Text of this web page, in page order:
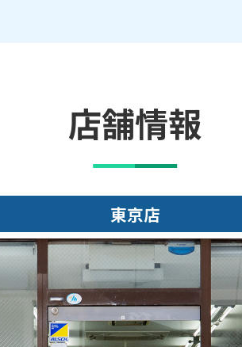
店舗情報